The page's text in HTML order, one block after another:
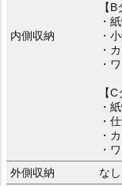
内側収納
【
・
・
・
・
【
・
・
・
・
外側収納
なし